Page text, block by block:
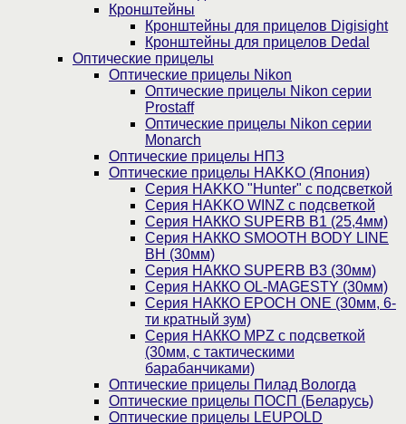
Кронштейны
Кронштейны для прицелов Digisight
Кронштейны для прицелов Dedal
Оптические прицелы
Оптические прицелы Nikon
Оптические прицелы Nikon серии
Prostaff
Оптические прицелы Nikon серии
Monarch
Оптические прицелы НПЗ
Оптические прицелы HAKKO (Япония)
Cерия HAKKO "Hunter" с подсветкой
Серия НAKKO WINZ с подсветкой
Серия НАККО SUPERB B1 (25,4мм)
Серия НАККО SMOOTH BODY LINE
BH (30мм)
Серия НАККО SUPERB B3 (30мм)
Серия НАККО OL-MAGESTY (30мм)
Серия НАККО EPOCH ONE (30мм, 6-
ти кратный зум)
Серия НАККО MPZ с подсветкой
(30мм, c тактическими
барабанчиками)
Оптические прицелы Пилад Вологда
Оптические прицелы ПОСП (Беларусь)
Оптические прицелы LEUPOLD